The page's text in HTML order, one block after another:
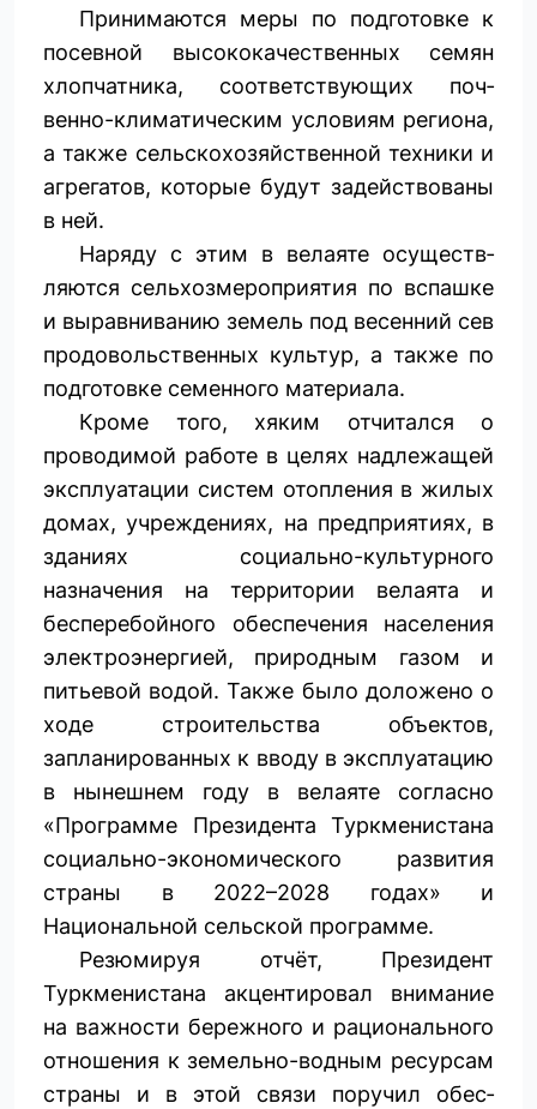
Принимаются меры по подготовке к
посевной высококачественных семян
хлопчатника, соответствующих поч­
венно-климатическим условиям региона,
а также сельскохозяйственной техники и
агрегатов, которые будут задействованы
в ней.
Наряду с этим в велаяте осуществ­
ляются сельхозмероприятия по вспашке
и выравниванию земель под весенний сев
продовольственных культур, а также по
подготовке семенного материала.
Кроме того, хяким отчитался о
проводимой работе в целях надлежащей
эксплуатации систем отопления в жилых
домах, учреждениях, на предприятиях, в
зданиях социально-культурного
назначения на территории велаята и
бесперебойного обес­печения населения
электроэнергией, природным газом и
питьевой водой. Также было доложено о
ходе строительства объектов,
запланированных к вводу в эксплуатацию
в нынешнем году в велаяте согласно
«Программе Президента Туркменистана
социально-экономического развития
страны в 2022–2028 годах» и
Национальной сельской программе.
Резюмируя отчёт, Президент
Туркменистана акцентировал внимание
на важности бережного и рационального
отношения к земельно-водным ресурсам
страны и в этой связи поручил обес­